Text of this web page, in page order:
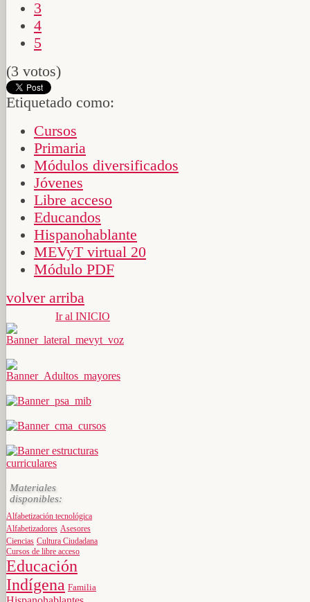
3
4
5
(3 votos)
Etiquetado como:
Cursos
Primaria
Módulos diversificados
Jóvenes
Libre acceso
Educandos
Hispanohablante
MEVyT virtual 20
Módulo PDF
volver arriba
Ir al INICIO
Materiales
disponibles:
Alfabetización tecnológica
Alfabetizadores Asesores
Ciencias Cultura Ciudadana
Cursos de libre acceso
Educación
Indígena Familia